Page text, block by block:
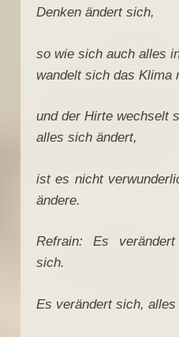
Denken ändert sich,
so wie sich auch alles
wandelt sich das Klima
und der Hirte wechselt
alles sich ändert,
ist es nicht
ändere.
Refrain: Es
sich.
Es verändert sich,